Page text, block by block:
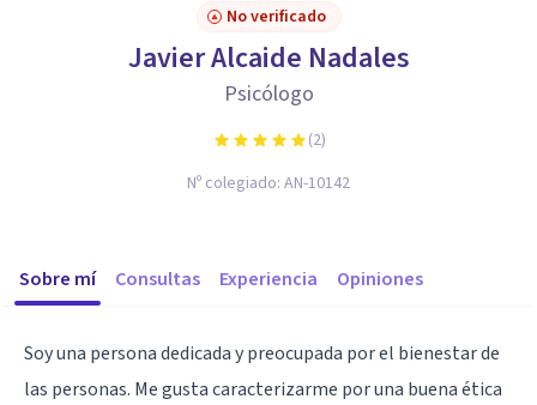
No verificado
Javier Alcaide Nadales
Psicólogo
(2)
Nº colegiado: AN-10142
Sobre mí Consultas Experiencia Opiniones
Soy una persona dedicada y preocupada por el bienestar de
las personas. Me gusta caracterizarme por una buena ética